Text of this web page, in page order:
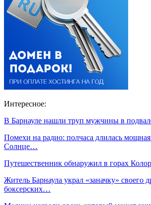
Интересное:
В Барнауле нашли труп мужчины в
Помехи на радио: полчаса длилась
Солнце…
Путешественник обнаружил в горах
Житель Барнаула украл «заначку» своего
боксерских…